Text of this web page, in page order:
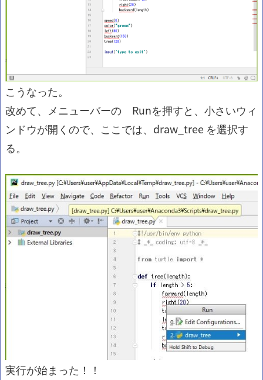
こうなった。
改めて、メニューバーの Runを押すと、小さいウィ
ンドウが開くので、ここでは、draw_tree を選択す
る。
実行が始まった！！